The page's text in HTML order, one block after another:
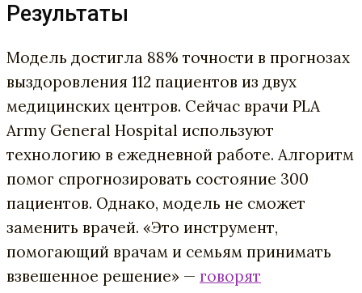
Результаты
Модель достигла 88% точности в прогнозах
выздоровления 112 пациентов из двух
медицинских центров. Сейчас врачи PLA
Army General Hospital используют
технологию в ежедневной работе. Алгоритм
помог спрогнозировать состояние 300
пациентов. Однако, модель не сможет
заменить врачей. «Это инструмент,
помогающий врачам и семьям принимать
взвешенное решение» — говорят